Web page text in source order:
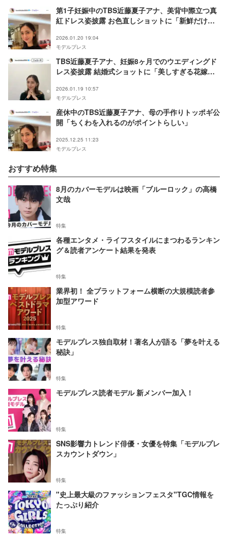
第1子妊娠中のTBS近藤夏子アナ、美背中際立つ真
紅ドレス姿披露 お色直しショットに「新鮮だけど
2026.01.20 19:04
モデルプレス
TBS近藤夏子アナ、妊娠8ヶ月でのウエディングド
レス姿披露 結婚式ショットに「美しすぎる花嫁」
2026.01.19 10:57
モデルプレス
産休中のTBS近藤夏子アナ、母の手作りトッポギ公
開「ちくわを入れるのがポイントらしい」
2025.12.25 11:23
モデルプレス
おすすめ特集
8月のカバーモデルは映画「ブルーロック」の高橋
文哉
特集
各種エンタメ・ライフスタイルにまつわるランキン
グ＆読者アンケート結果を発表
特集
業界初！ 全プラットフォーム横断の大規模読者参
加型アワード
特集
モデルプレス独自取材！著名人が語る「夢を叶える
秘訣」
特集
モデルプレス読者モデル 新メンバー加入！
特集
SNS影響力トレンド俳優・女優を特集「モデルプレ
スカウントダウン」
特集
"史上最大級のファッションフェスタ"TGC情報を
たっぷり紹介
特集